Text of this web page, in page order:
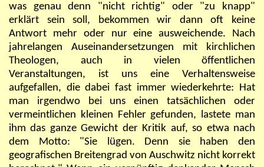
was genau denn "nicht richtig" oder "zu knapp"
erklärt sein soll, bekommen wir dann oft keine
Antwort mehr oder nur eine ausweichende. Nach
jahrelangen Auseinandersetzungen mit kirchlichen
Theologen, auch in vielen öffentlichen
Veranstaltungen, ist uns eine Verhaltensweise
aufgefallen, die dabei fast immer wiederkehrte: Hat
man irgendwo bei uns einen tatsächlichen oder
vermeintlichen kleinen Fehler gefunden, lastete man
ihm das ganze Gewicht der Kritik auf, so etwa nach
dem Motto: "Sie lügen. Denn sie haben den
geografischen Breitengrad von Auschwitz nicht korrekt